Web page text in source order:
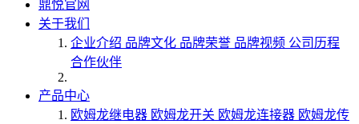
鼎悦官网
关于我们
企业介绍 品牌文化 品牌荣誉 品牌视频 公司历程
合作伙伴
产品中心
欧姆龙继电器 欧姆龙开关 欧姆龙连接器 欧姆龙传